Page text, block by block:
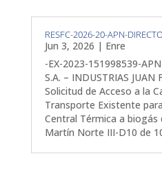
RESFC-2026-20-APN-
Jun 3, 2026 | Enre
-EX-2023-151998539-
S.A. – INDUSTRIAS JUAN
Solicitud de Acceso a la
Transporte Existente
Central Térmica a biogás
Martín Norte III-D10 de